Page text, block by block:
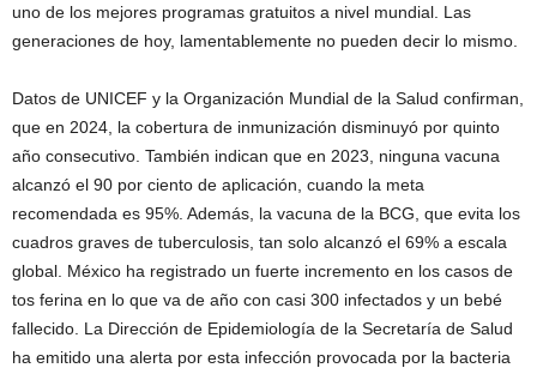
uno de los mejores programas gratuitos a nivel mundial. Las
generaciones de hoy, lamentablemente no pueden decir lo mismo.
Datos de UNICEF y la Organización Mundial de la Salud confirman,
que en 2024, la cobertura de inmunización disminuyó por quinto
año consecutivo. También indican que en 2023, ninguna vacuna
alcanzó el 90 por ciento de aplicación, cuando la meta
recomendada es 95%. Además, la vacuna de la BCG, que evita los
cuadros graves de tuberculosis, tan solo alcanzó el 69% a escala
global. México ha registrado un fuerte incremento en los casos de
tos ferina en lo que va de año con casi 300 infectados y un bebé
fallecido. La Dirección de Epidemiología de la Secretaría de Salud
ha emitido una alerta por esta infección provocada por la bacteria